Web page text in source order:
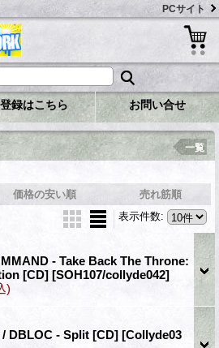
PCサイト
録はこちら お問い合せ
一覧
価格の安い順
売れ筋順
表示件数:
- Take Back The Throne:
[CD] [SOH107/collyde042]
)
DBLOC - Split [CD] [Collyde03